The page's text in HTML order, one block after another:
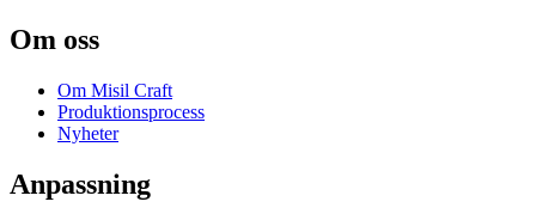
Om oss
Om Misil Craft
Produktionsprocess
Nyheter
Anpassning